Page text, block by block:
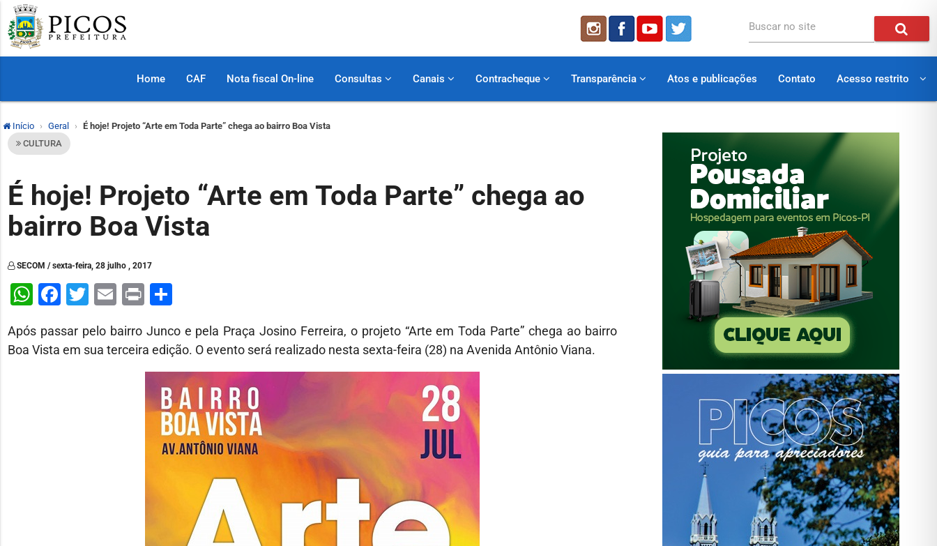
Buscar no site
Home CAF Nota fiscal On-line Consultas Canais Contracheque Transparência Atos e publicações Contato Acesso restrito
Início Geral
É hoje! Projeto “Arte em Toda Parte” chega ao bairro Boa Vista
CULTURA
É hoje! Projeto “Arte em Toda Parte” chega ao
bairro Boa Vista
SECOM / sexta-feira, 28 julho , 2017
WhatsApp
Facebook
Twitter
Email
Print
Após passar pelo bairro Junco e pela Praça Josino Ferreira, o projeto “Arte em Toda Parte” chega ao bairro
Boa Vista em sua terceira edição. O evento será realizado nesta sexta-feira (28) na Avenida Antônio Viana.